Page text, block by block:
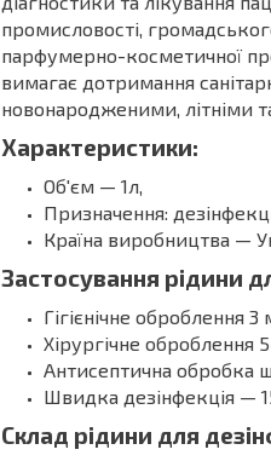
промисловості,
парфумерно-косметичної
вимагає дотримання
новонародженими, літніми
Характеристики:
Об'єм — 1л,
Призначення:
Країна виробництва —
Застосування рідини
Гігієнічне оброблення
Хірургічне оброблення
Антисептична обробка
Швидка дезінфекція —
Склад рідини для